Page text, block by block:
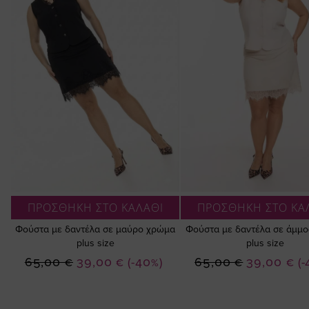
ΠΡΟΣΘΗΚΗ ΣΤΟ ΚΑΛΑΘΙ
Φούστα με δαντέλα σε μαύρο χρώμα
plus size
(-40%)
Ειδική
39,00 €
65,00 €
ΠΡΟΣΘΗΚΗ ΣΤΟ
Φούστα με δαντέλα σε
plus size
(-
Ειδική
39,00 €
65,00 €